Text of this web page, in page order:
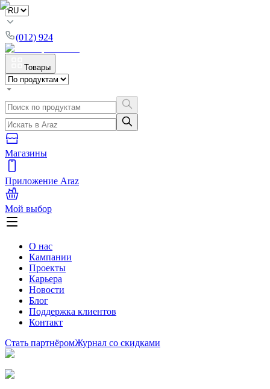
(012) 924
Товары
Магазины
Приложение Araz
Мой выбор
О нас
Кампании
Проекты
Карьера
Новости
Блог
Поддержка клиентов
Контакт
Стать партнёромЖурнал со скидками